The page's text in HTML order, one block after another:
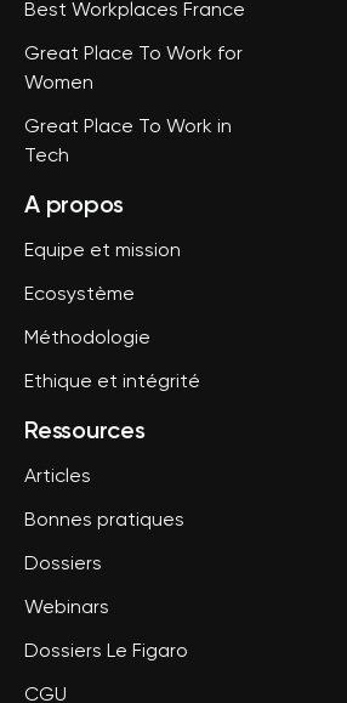
Best Workplaces France
Great Place To Work for
Women
Great Place To Work in
Tech
A propos
Equipe et mission
Ecosystème
Méthodologie
Ethique et intégrité
Ressources
Articles
Bonnes pratiques
Dossiers
Webinars
Dossiers Le Figaro
CGU